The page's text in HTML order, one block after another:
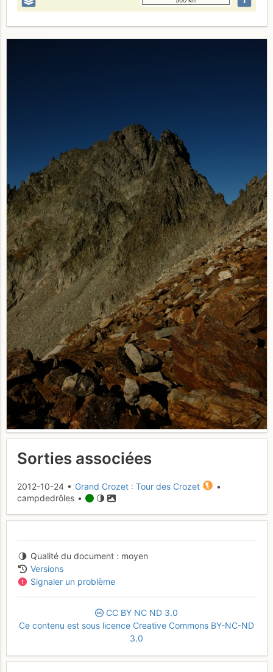
Sorties associées
2012-10-24 • Grand Crozet : Tour des Crozet
•
campdedrôles •
Qualité du document
moyen
Versions
Signaler un problème
CC BY NC ND 3.0
Ce contenu est sous licence Creative Commons BY-NC-ND
3.0